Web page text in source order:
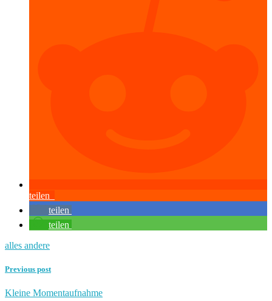
teilen
teilen
teilen
alles andere
Previous post
Kleine Momentaufnahme